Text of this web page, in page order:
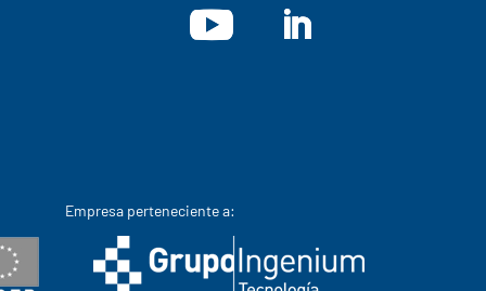
Empresa perteneciente a: